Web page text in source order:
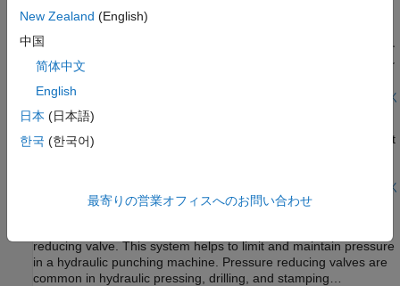
適用されると、無負荷経路は閉じます。
警告: この例では油圧ドメインが使用されていますが、これは将
来のリリースで削除される予定です。等温液体ドメインを使用す
る同等のモデル例を、フロントローダー作動システムから見つけ
hydraulicToIsothermalLiquid モデルを開く
Injection Molding Actuation System
An injection molding actuation system. The model contains a set
モデルを開く
Pressure Reducing Valve in Punching Operation
reducing valve. This system helps to limit and maintain pressure
in a hydraulic punching machine. Pressure reducing valves are
common in hydraulic pressing, drilling, and stamping
New Zealand (English)
中国
简体中文
English
日本 (日本語)
한국 (한국어)
最寄りの営業オフィスへのお問い合わせ